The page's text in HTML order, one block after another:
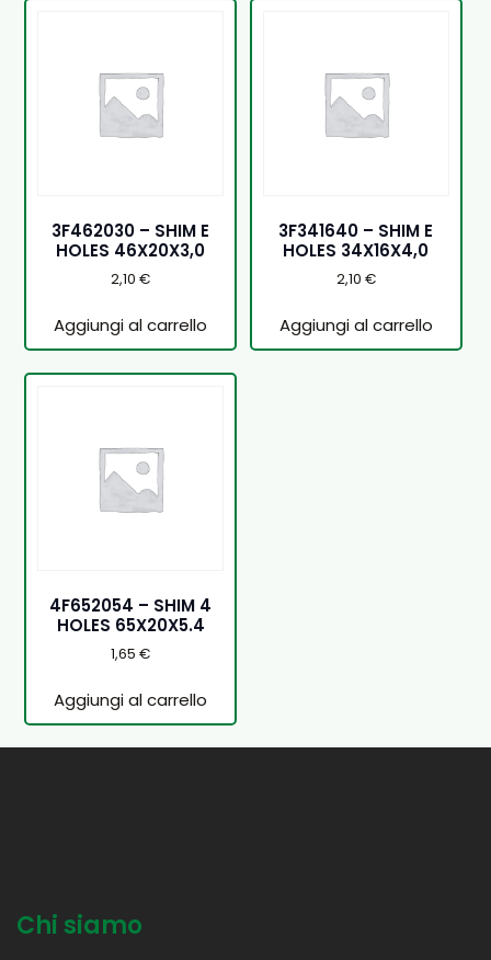
3F462030 – SHIM E
HOLES 46X20X3,0
2,10€
Aggiungi al carrello
3F341640 – SHIM E
HOLES 34X16X4,0
2,10 €
Aggiungi al carrello
4F652054 – SHIM 4
HOLES 65X20X5.4
1,65€
Aggiungi al carrello
Chi siamo